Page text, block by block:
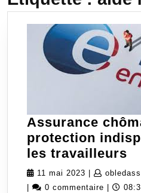
Assurance
protection
les travailleurs
:
11 mai 2023 11
mai
0 commentaire